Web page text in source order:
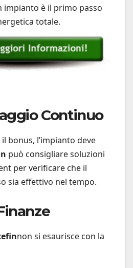
impianto è il primo passo
totale.
Continuo
bonus, l’impianto deve
può consigliare soluzioni
per verificare che il
sia effettivo nel tempo.
non si esaurisce con la